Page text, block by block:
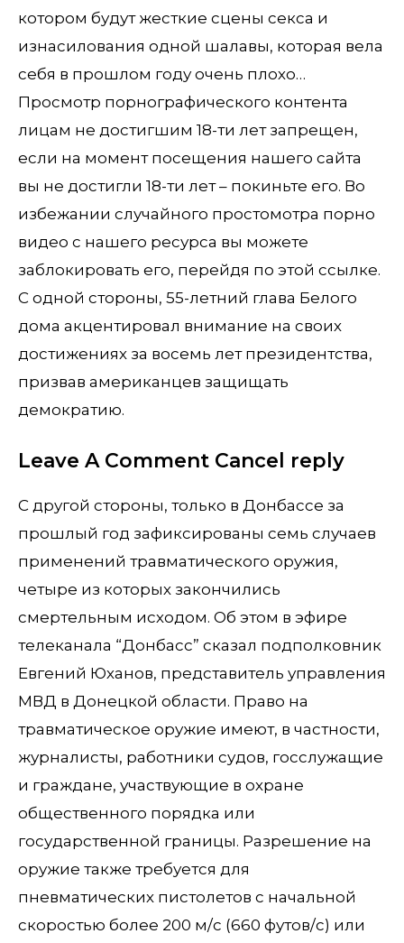
котором будут жесткие сцены секса и
изнасилования одной шалавы, которая вела
себя в прошлом году очень плохо…
Просмотр порнографического контента
лицам не достигшим 18-ти лет запрещен,
если на момент посещения нашего сайта
вы не достигли 18-ти лет – покиньте его. Во
избежании случайного простомотра порно
видео с нашего ресурса вы можете
заблокировать его, перейдя по этой ссылке.
С одной стороны, 55-летний глава Белого
дома акцентировал внимание на своих
достижениях за восемь лет президентства,
призвав американцев защищать
демократию.
Leave A Comment Cancel reply
С другой стороны, только в Донбассе за
прошлый год зафиксированы семь случаев
применений травматического оружия,
четыре из которых закончились
смертельным исходом. Об этом в эфире
телеканала “Донбасс” сказал подполковник
Евгений Юханов, представитель управления
МВД в Донецкой области. Право на
травматическое оружие имеют, в частности,
журналисты, работники судов, госслужащие
и граждане, участвующие в охране
общественного порядка или
государственной границы. Разрешение на
оружие также требуется для
пневматических пистолетов с начальной
скоростью более 200 м/с (660 футов/с) или